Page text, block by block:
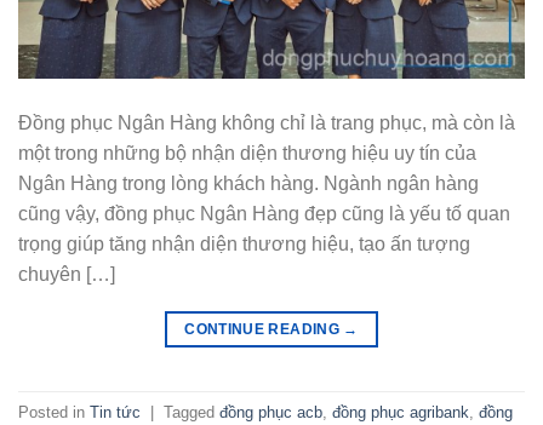
Đồng phục Ngân Hàng không chỉ là trang phục, mà còn là
một trong những bộ nhận diện thương hiệu uy tín của
Ngân Hàng trong lòng khách hàng. Ngành ngân hàng
cũng vậy, đồng phục Ngân Hàng đẹp cũng là yếu tố quan
trọng giúp tăng nhận diện thương hiệu, tạo ấn tượng
chuyên […]
CONTINUE READING →
Posted in Tin tức Tagged đồng phục acb đồng phục agribank đồng